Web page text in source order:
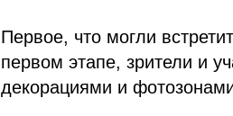
Первое, что могли
первом этапе, зрители и
декорациями и